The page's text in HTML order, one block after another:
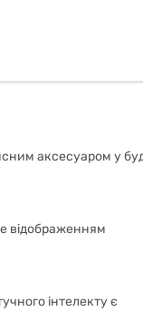
аксесуаром у
відображенням
інтелекту є